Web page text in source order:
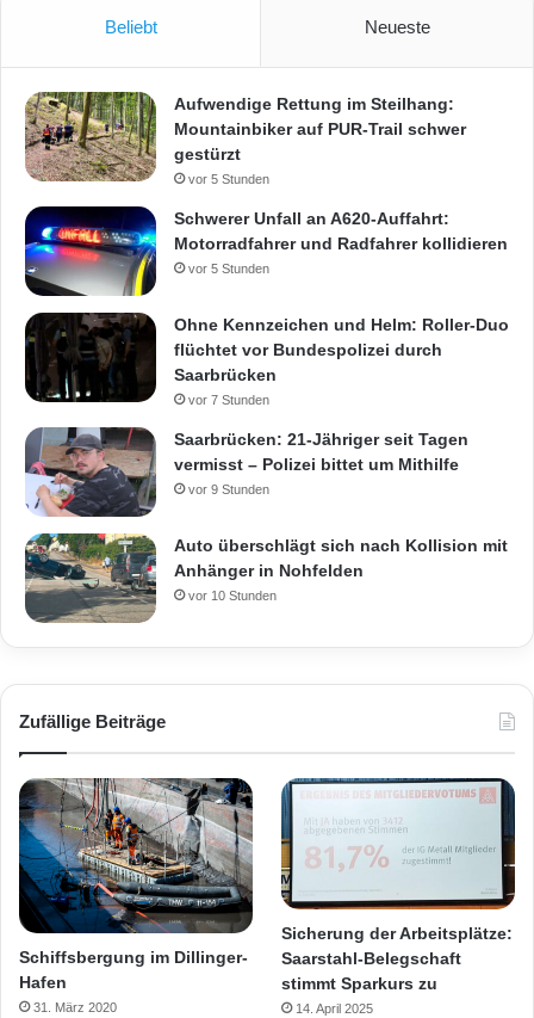
Beliebt Neueste
Aufwendige Rettung im Steilhang:
Mountainbiker auf PUR-Trail schwer
gestürzt
vor 5 Stunden
Schwerer Unfall an A620-Auffahrt:
Motorradfahrer und Radfahrer kollidieren
vor 5 Stunden
Ohne Kennzeichen und Helm: Roller-Duo
flüchtet vor Bundespolizei durch
Saarbrücken
vor 7 Stunden
Saarbrücken: 21-Jähriger seit Tagen
vermisst – Polizei bittet um Mithilfe
vor 9 Stunden
Auto überschlägt sich nach Kollision mit
Anhänger in Nohfelden
vor 10 Stunden
Zufällige Beiträge
Schiffsbergung im Dillinger-
Hafen
31. März 2020
Sicherung der Arbeitsplätze:
Saarstahl-Belegschaft
stimmt Sparkurs zu
14. April 2025